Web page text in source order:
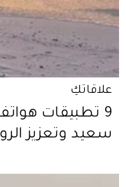
علاقاتكِ
9 تطبيقات
سعيد وتعزيز